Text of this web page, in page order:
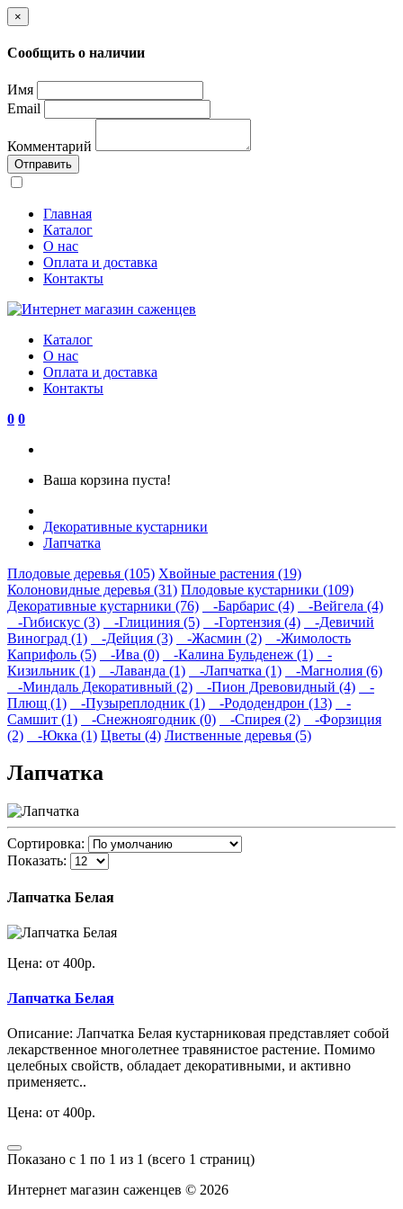
×
Сообщить о наличии
Имя
Email
Комментарий
Отправить
Главная
Каталог
О нас
Оплата и доставка
Контакты
Каталог
О нас
Оплата и доставка
Контакты
0 0
Ваша корзина пуста!
Декоративные кустарники
Лапчатка
Плодовые деревья (105) Хвойные растения (19)
Колоновидные деревья (31) Плодовые кустарники (109)
Декоративные кустарники (76)
-Барбарис (4)
-Вейгела (4)
-Гибискус (3)
-Глициния (5) -Гортензия (4)
-Девичий
Виноград (1)
-Дейция (3) -Жасмин (2)
-Жимолость
Каприфоль (5)
-Ива (0) -Калина Бульденеж (1)
-
Кизильник (1)
-Лаванда (1) -Лапчатка (1)
-Магнолия (6)
-Миндаль Декоративный (2)
-Пион Древовидный (4)
-
Плющ (1)
-Пузыреплодник (1) -Рододендрон (13)
-
Самшит (1)
-Снежноягодник (0) -Спирея (2)
-Форзиция
(2)
-Юкка (1) Цветы (4) Лиственные деревья (5)
Лапчатка
Сортировка:
Показать:
Лапчатка Белая
Цена: от 400р.
Лапчатка Белая
Описание: Лапчатка Белая кустарниковая представляет собой
лекарственное многолетнее травянистое растение. Помимо
целебных свойств, обладает декоративными, и активно
применяетс..
Цена: от 400р.
Показано с 1 по 1 из 1 (всего 1 страниц)
Интернет магазин саженцев © 2026